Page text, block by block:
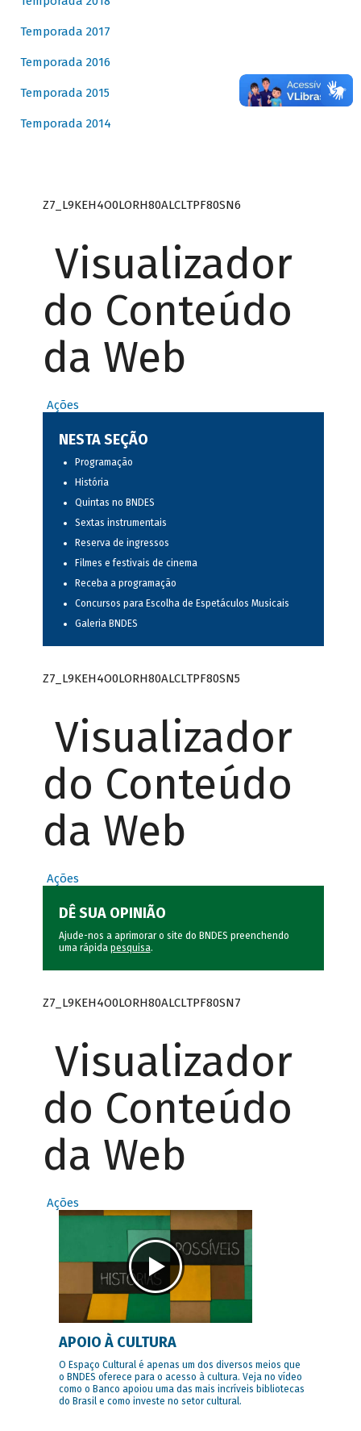
Temporada 2017
Temporada 2016
Temporada 2015
Temporada 2014
Z7_L9KEH4O0LORH80ALCLTPF80SN6
Visualizador
do Conteúdo
da Web
Ações
NESTA SEÇÃO
Programação
História
Quintas no BNDES
Sextas instrumentais
Reserva de ingressos
Filmes e festivais de cinema
Receba a programação
Concursos para Escolha de Espetáculos Musicais
Galeria BNDES
Z7_L9KEH4O0LORH80ALCLTPF80SN5
Visualizador
do Conteúdo
da Web
Ações
DÊ SUA OPINIÃO
Ajude-nos a aprimorar o site do BNDES preenchendo
uma rápida pesquisa.
Z7_L9KEH4O0LORH80ALCLTPF80SN7
Visualizador
do Conteúdo
da Web
Ações
APOIO À CULTURA
O Espaço Cultural é apenas um dos diversos meios que
o BNDES oferece para o acesso à cultura. Veja no vídeo
como o Banco apoiou uma das mais incríveis bibliotecas
do Brasil e como investe no setor cultural.